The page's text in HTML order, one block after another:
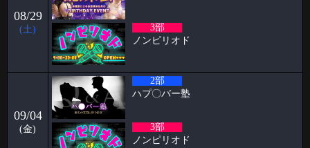
2026-03-23
パンブログ「花粉」
お久しぶりです！ 店長のパンです🍞 お花見の季節になり 2人に1人がな
2026-03-14
パピヨン月曜日飲み会㊗️1年 すずブログ
こんばんは！ お酒とハプバーを愛する女、すずです🔔🔔🔔 実は私、月
曜日に月1回、パピヨンで飲
2026-03-09
08/29
(土)
3部
ノンピリオド
09/04
(金)
2部
ハプ〇バー塾
3部
ノンピリオド